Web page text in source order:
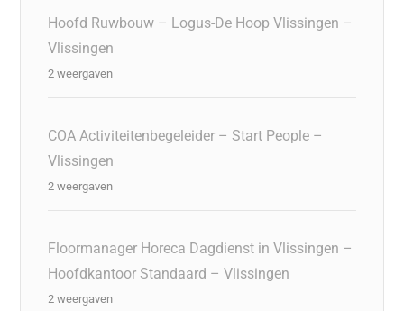
Hoofd Ruwbouw – Logus-De Hoop Vlissingen –
Vlissingen
2 weergaven
COA Activiteitenbegeleider – Start People –
Vlissingen
2 weergaven
Floormanager Horeca Dagdienst in Vlissingen –
Hoofdkantoor Standaard – Vlissingen
2 weergaven